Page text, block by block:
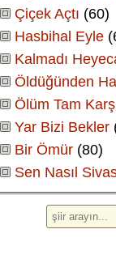
Çiçek Açtı (60)
Hasbihal Eyle
Kalmadı
Öldüğünden
Ölüm Tam
Yar Bizi Bekler
Bir Ömür (80)
Sen Nasıl